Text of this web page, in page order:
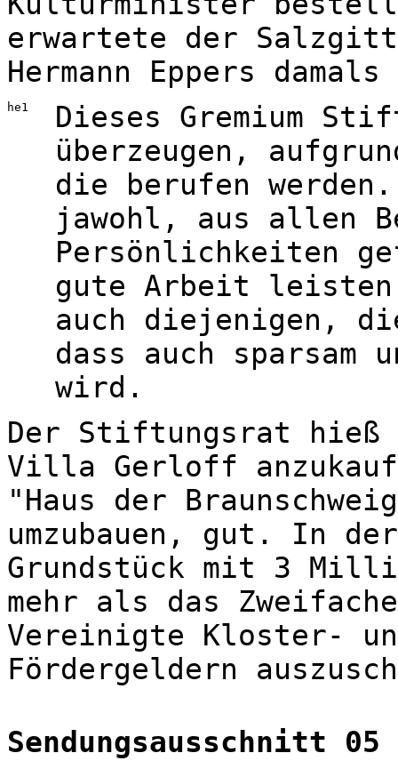
erwartete der
Hermann Eppers damals
he1
Dieses Gremium
überzeugen,
die berufen
jawohl, aus allen
Persönlichkeiten
gute Arbeit leisten
auch diejenigen,
dass auch
wird.
Der Stiftungsrat hieß
Villa Gerloff
"Haus der
umzubauen, gut. In der
Grundstück mit 3
mehr als das
Vereinigte Kloster-
Fördergeldern
Sendungsausschnitt 05